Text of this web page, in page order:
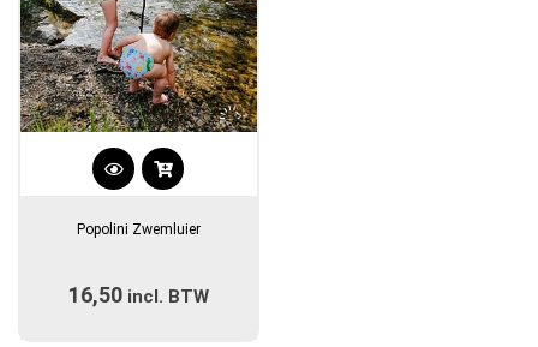
Dit
heeft
variaties.
Popolini Zwemluier
16,50 incl. BTW